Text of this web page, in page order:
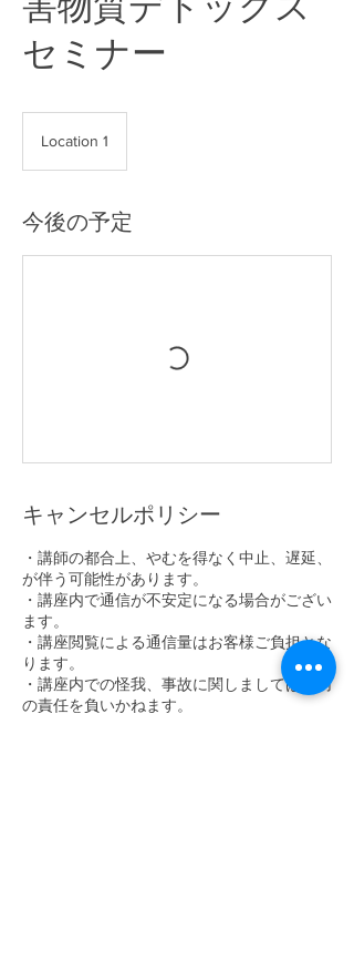
セミナー
Location 1
今後の予定
キャンセルポリシー
・講師の都合上、やむを得なく中止、遅延、
が伴う可能性があります。
・講座内で通信が不安定になる場合がござい
ます。
・講座閲覧による通信量はお客様ご負担とな
ります。
・講座内での怪我、事故に関しましては一切
の責任を負いかねます。